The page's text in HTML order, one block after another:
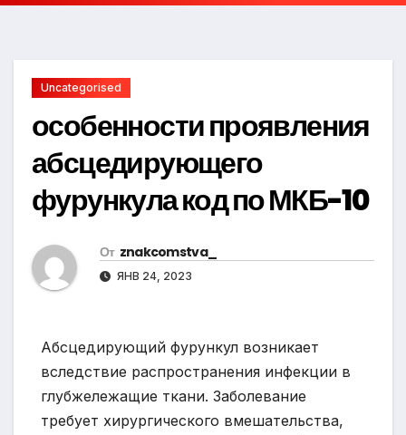
Uncategorised
особенности проявления
абсцедирующего
фурункула код по МКБ-10
От znakcomstva_
ЯНВ 24, 2023
Абсцедирующий фурункул возникает
вследствие распространения инфекции в
глубжележащие ткани. Заболевание
требует хирургического вмешательства,